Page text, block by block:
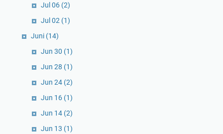
Jul 06 (2)
Jul 02 (1)
Juni (14)
Jun 30 (1)
Jun 28 (1)
Jun 24 (2)
Jun 16 (1)
Jun 14 (2)
Jun 13 (1)